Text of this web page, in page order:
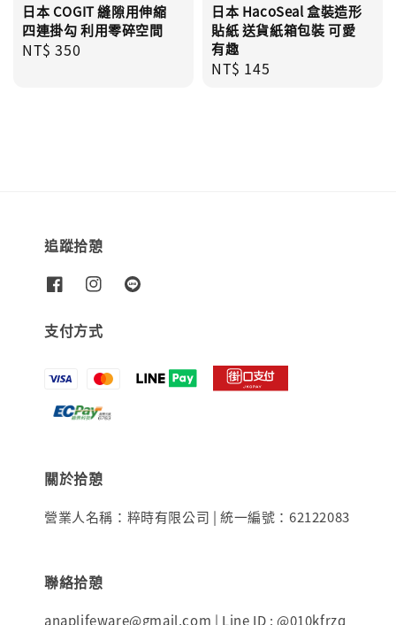
日本 COGIT 縫隙用伸縮
四連掛勾 利用零碎空間
Regular
NT$ 350
日本 HacoSeal 盒裝造形
貼紙 送貨紙箱包裝 可愛
有趣
Regular
NT$ 145
追蹤拾憩
支付方式
關於拾憩
營業人名稱：粹時有限公司 | 統一編號：62122083
聯絡拾憩
anaplifeware@gmail.com | Line ID : @010kfrzq